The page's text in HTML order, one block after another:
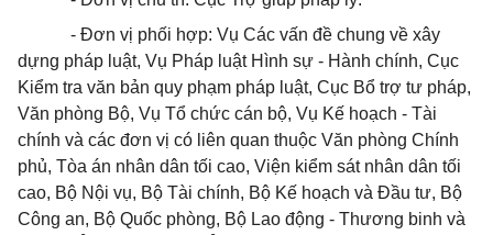
- Đơn vị phối hợp: Vụ Các vấn đề chung về xây
dựng pháp luật, Vụ Pháp luật Hình sự - Hành chính, Cục
Kiểm tra văn bản quy phạm pháp luật, Cục Bổ trợ tư pháp,
Văn phòng Bộ, Vụ Tổ chức cán bộ, Vụ Kế hoạch - Tài
chính và các đơn vị có liên quan thuộc Văn phòng Chính
phủ, Tòa án nhân dân tối cao, Viện kiểm sát nhân dân tối
cao, Bộ Nội vụ, Bộ Tài chính, Bộ Kế hoạch và Đầu tư, Bộ
Công an, Bộ Quốc phòng, Bộ Lao động - Thương binh và